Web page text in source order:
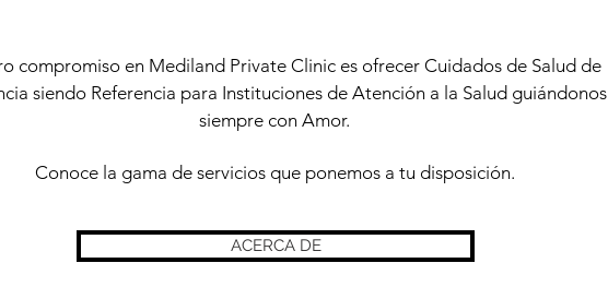
compromiso en Mediland Private Clinic es ofrecer Cuidados de Salud de
siendo Referencia para Instituciones de Atención a la Salud guiándonos
siempre con Amor.
Conoce la gama de servicios que ponemos a tu disposición.
ACERCA DE